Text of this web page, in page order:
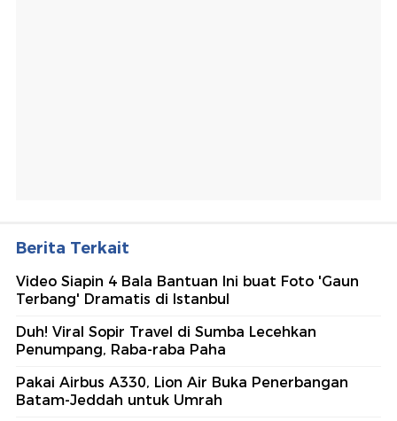
Berita Terkait
Video Siapin 4 Bala Bantuan Ini buat Foto 'Gaun
Terbang' Dramatis di Istanbul
Duh! Viral Sopir Travel di Sumba Lecehkan
Penumpang, Raba-raba Paha
Pakai Airbus A330, Lion Air Buka Penerbangan
Batam-Jeddah untuk Umrah